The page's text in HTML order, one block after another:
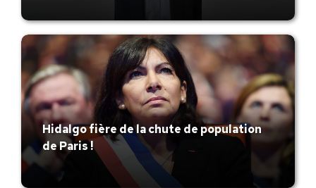
Hidalgo fière de la chute de population
de Paris !